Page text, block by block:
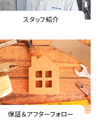
スタッフ紹介
保証＆アフターフォロー